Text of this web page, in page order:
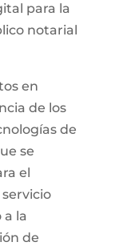
para la
notarial
en
de los
de
se
el
la
de